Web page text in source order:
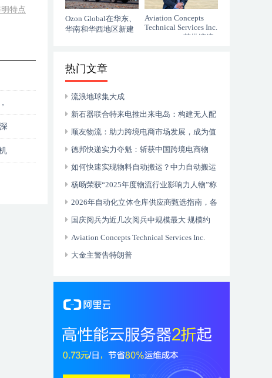
特点
Ozon Global在华东、
华南和华西地区新建
Aviation Concepts
Technical Services Inc.
（ACTSI） 获批湾流
热门文章
流浪地球集大成
新石器联合特来电推出来电岛：构建无人配
送全域生态
顺友物流：助力跨境电商市场发展，成为值
得信赖的国际物流合作伙伴
德邦快递实力夺魁：斩获中国跨境电商物
流“头程物流标杆企业”奖项
如何快速实现物料自动搬运？中力自动搬运
车开箱即用快速智能升级
杨旸荣获“2025年度物流行业影响力人物”称
号2026年自动化立体仓库供应商甄选指南，各
行业优质厂家推荐与选型要点
国庆阅兵为近几次阅兵中规模最大 规模约
1.5万人
Aviation Concepts Technical Services Inc.
（ACTSI） 获批湾流 GVII-G500/G600 机型
大金主警告特朗普